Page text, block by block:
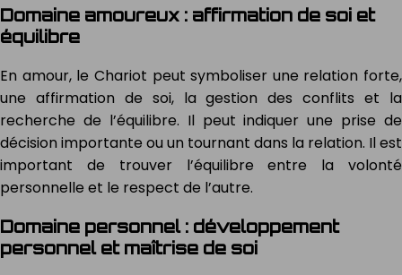
Domaine amoureux : affirmation de soi et
équilibre
En amour, le Chariot peut symboliser une relation forte,
une affirmation de soi, la gestion des conflits et la
recherche de l’équilibre. Il peut indiquer une prise de
décision importante ou un tournant dans la relation. Il est
important de trouver l’équilibre entre la volonté
personnelle et le respect de l’autre.
Domaine personnel : développement
personnel et maîtrise de soi